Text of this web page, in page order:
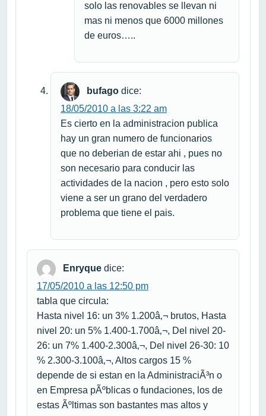
solo las renovables se llevan ni
mas ni menos que 6000 millones
de euros…..
bufago dice:
18/05/2010 a las 3:22 am
Es cierto en la administracion publica
hay un gran numero de funcionarios
que no deberian de estar ahi , pues no
son necesario para conducir las
actividades de la nacion , pero esto solo
viene a ser un grano del verdadero
problema que tiene el pais.
Enryque dice:
17/05/2010 a las 12:50 pm
tabla que circula:
Hasta nivel 16: un 3% 1.200â‚¬ brutos, Hasta
nivel 20: un 5% 1.400-1.700â‚¬, Del nivel 20-
26: un 7% 1.400-2.300â‚¬, Del nivel 26-30: 10
% 2.300-3.100â‚¬, Altos cargos 15 %
depende de si estan en la AdministraciÃ³n o
en Empresa pÃºblicas o fundaciones, los de
estas Ãºltimas son bastantes mas altos y